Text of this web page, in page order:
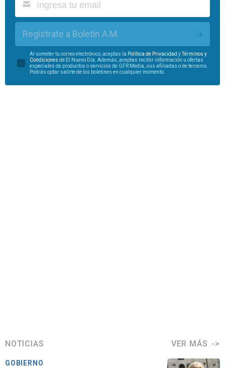
Regístrate a Boletín A.M.
Al someter tu correo electrónico, aceptas la Política de Privacidad y
Términos y
Condiciones de El Nuevo Día. Además, aceptas recibir información u ofertas
especiales de productos o servicios de GFR Media, sus afiliadas o de terceros.
Podrás optar salirte de los boletines en cualquier momento.
NOTICIAS VER MÁS
GOBIERNO